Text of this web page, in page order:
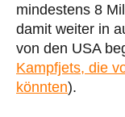
mindestens 8
damit weiter in
von den USA
Kampfjets, die
könnten).